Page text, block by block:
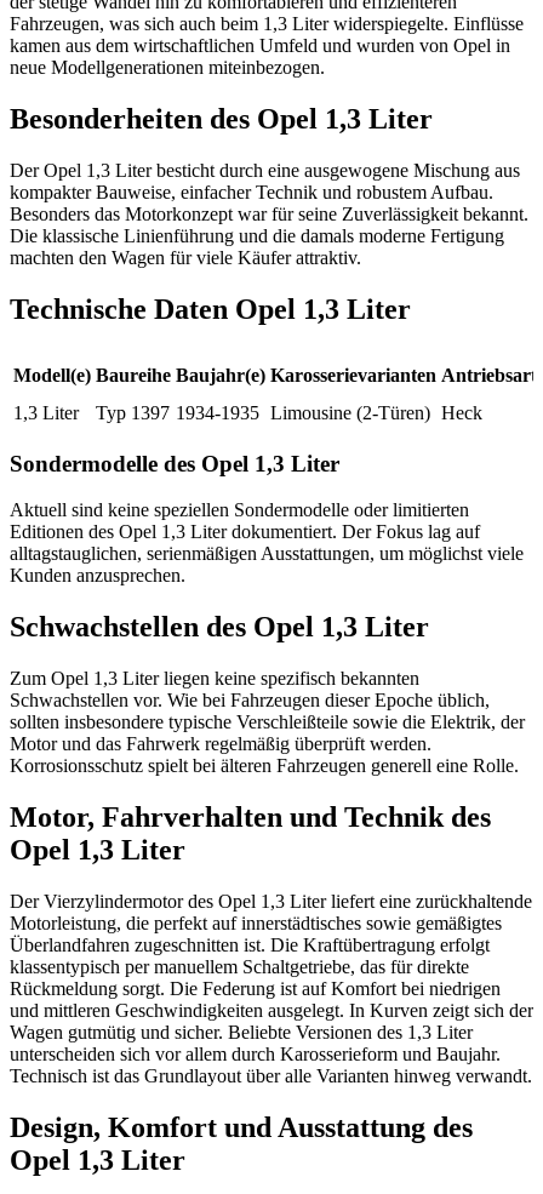
Fahrzeugen, was sich auch beim 1,3 Liter widerspiegelte. Einflüsse
kamen aus dem wirtschaftlichen Umfeld und wurden von Opel in
neue Modellgenerationen miteinbezogen.
Besonderheiten des Opel 1,3 Liter
Der Opel 1,3 Liter besticht durch eine ausgewogene Mischung aus
kompakter Bauweise, einfacher Technik und robustem Aufbau.
Besonders das Motorkonzept war für seine Zuverlässigkeit bekannt.
Die klassische Linienführung und die damals moderne Fertigung
machten den Wagen für viele Käufer attraktiv.
Technische Daten Opel 1,3 Liter
Modell(e) Baureihe Baujahr(e) Karosserievarianten Antriebsart
1,3 Liter Typ 1397 1934-1935 Limousine (2-Türen) Heck
Sondermodelle des Opel 1,3 Liter
Aktuell sind keine speziellen Sondermodelle oder limitierten
Editionen des Opel 1,3 Liter dokumentiert. Der Fokus lag auf
alltagstauglichen, serienmäßigen Ausstattungen, um möglichst viele
Kunden anzusprechen.
Schwachstellen des Opel 1,3 Liter
Zum Opel 1,3 Liter liegen keine spezifisch bekannten
Schwachstellen vor. Wie bei Fahrzeugen dieser Epoche üblich,
sollten insbesondere typische Verschleißteile sowie die Elektrik, der
Motor und das Fahrwerk regelmäßig überprüft werden.
Korrosionsschutz spielt bei älteren Fahrzeugen generell eine Rolle.
Motor, Fahrverhalten und Technik des
Opel 1,3 Liter
Der Vierzylindermotor des Opel 1,3 Liter liefert eine zurückhaltende
Motorleistung, die perfekt auf innerstädtisches sowie gemäßigtes
Überlandfahren zugeschnitten ist. Die Kraftübertragung erfolgt
klassentypisch per manuellem Schaltgetriebe, das für direkte
Rückmeldung sorgt. Die Federung ist auf Komfort bei niedrigen
und mittleren Geschwindigkeiten ausgelegt. In Kurven zeigt sich der
Wagen gutmütig und sicher. Beliebte Versionen des 1,3 Liter
unterscheiden sich vor allem durch Karosserieform und Baujahr.
Technisch ist das Grundlayout über alle Varianten hinweg verwandt.
Design, Komfort und Ausstattung des
Opel 1,3 Liter